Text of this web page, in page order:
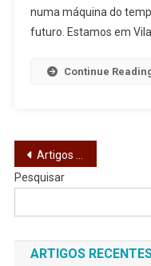
numa máquina do
futuro. Estamos em Vila
Continue
Navegação
de
artigos
Artigos mais antigos
Pesquisar
ARTIGOS